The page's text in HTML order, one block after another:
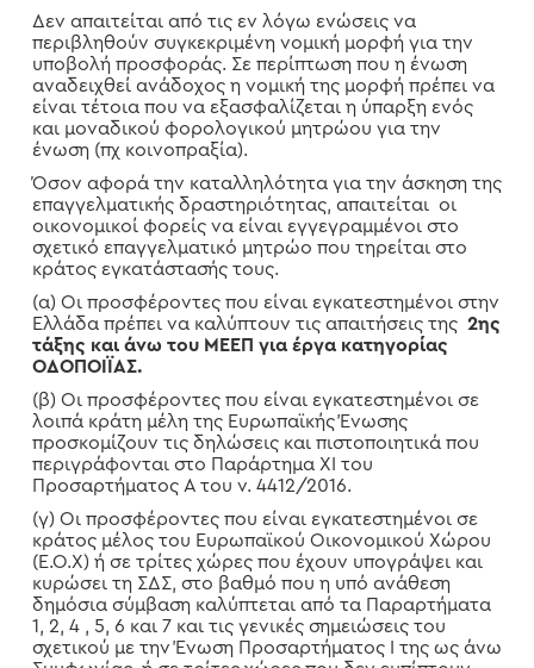
Δεν απαιτείται από τις εν λόγω ενώσεις να
περιβληθούν συγκεκριμένη νομική μορφή για την
υποβολή προσφοράς. Σε περίπτωση που η ένωση
αναδειχθεί ανάδοχος η νομική της μορφή πρέπει να
είναι τέτοια που να εξασφαλίζεται η ύπαρξη ενός
και μοναδικού φορολογικού μητρώου για την
ένωση (πχ κοινοπραξία).
Όσον αφορά την καταλληλότητα για την άσκηση της
επαγγελματικής δραστηριότητας, απαιτείται οι
οικονομικοί φορείς να είναι εγγεγραμμένοι στο
σχετικό επαγγελματικό μητρώο που τηρείται στο
κράτος εγκατάστασής τους.
(α) Οι προσφέροντες που είναι εγκατεστημένοι στην
Ελλάδα πρέπει να καλύπτουν τις απαιτήσεις της 2ης
τάξης και άνω του ΜΕΕΠ για έργα κατηγορίας
ΟΔΟΠΟΙΪΑΣ.
(β) Οι προσφέροντες που είναι εγκατεστημένοι σε
λοιπά κράτη μέλη της Ευρωπαϊκής Ένωσης
προσκομίζουν τις δηλώσεις και πιστοποιητικά που
περιγράφονται στο Παράρτημα XI του
Προσαρτήματος Α του ν. 4412/2016.
(γ) Οι προσφέροντες που είναι εγκατεστημένοι σε
κράτος μέλος του Ευρωπαϊκού Οικονομικού Χώρου
(Ε.Ο.Χ) ή σε τρίτες χώρες που έχουν υπογράψει και
κυρώσει τη ΣΔΣ, στο βαθμό που η υπό ανάθεση
δημόσια σύμβαση καλύπτεται από τα Παραρτήματα
1, 2, 4 , 5, 6 και 7 και τις γενικές σημειώσεις του
σχετικού με την Ένωση Προσαρτήματος I της ως άνω